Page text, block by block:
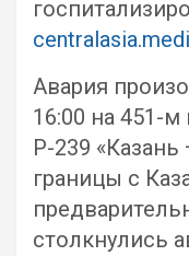
Авария
16:00 на 451-
Р-239 «Казань
границы с
столкнулись